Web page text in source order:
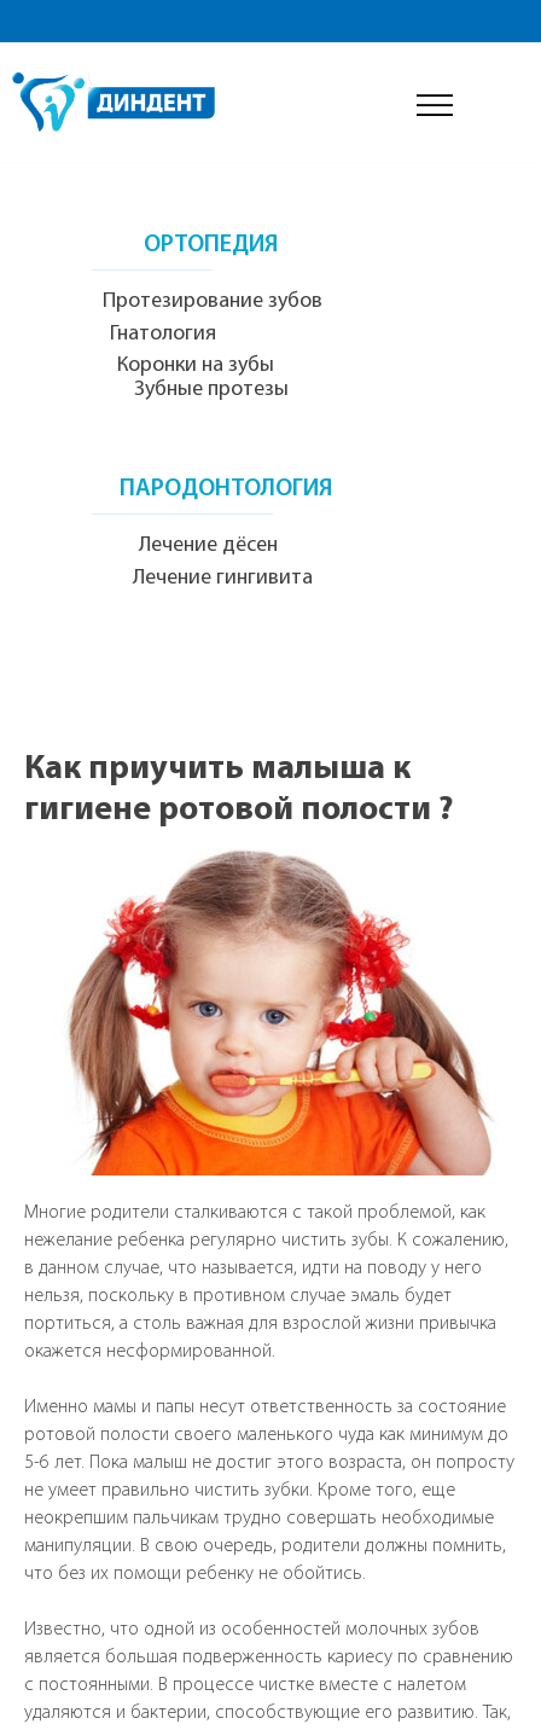
ЗАПИСАТЬСЯ
__
__
Консультация стоматолога
ОРТОПЕДИЯ
Протезирование зубов
Гнатология
Коронки на зубы
ПАРОДОНТОЛОГИЯ
Лечение дёсен
Лечение гингивита
Зубные протезы
Как приучить малыша к
гигиене ротовой полости ?
Многие родители сталкиваются с такой проблемой, как
нежелание ребенка регулярно чистить зубы. К сожалению,
в данном случае, что называется, идти на поводу у него
нельзя, поскольку в противном случае эмаль будет
портиться, а столь важная для взрослой жизни привычка
окажется несформированной.
Именно мамы и папы несут ответственность за состояние
ротовой полости своего маленького чуда как минимум до
5-6 лет. Пока малыш не достиг этого возраста, он попросту
не умеет правильно чистить зубки. Кроме того, еще
неокрепшим пальчикам трудно совершать необходимые
манипуляции. В свою очередь, родители должны помнить,
что без их помощи ребенку не обойтись.
Известно, что одной из особенностей молочных зубов
является большая подверженность кариесу по сравнению
с постоянными. В процессе чистке вместе с налетом
удаляются и бактерии, способствующие его развитию. Так,